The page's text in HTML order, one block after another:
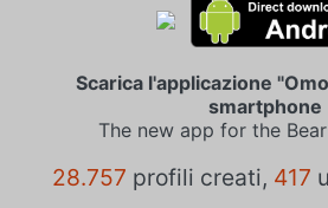
Scarica l'applicazione
smartphone
The new app for the
28.757 profili creati, 417